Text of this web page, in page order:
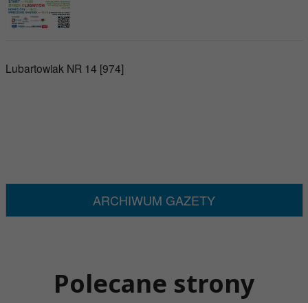
Lubartowiak NR 14 [974]
ARCHIWUM GAZETY
Polecane strony